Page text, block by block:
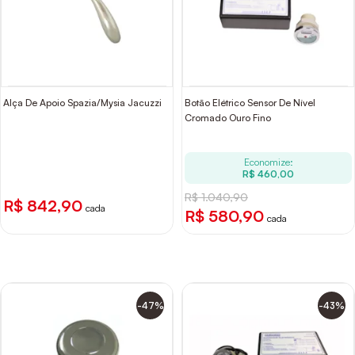
Alça De Apoio Spazia/Mysia Jacuzzi
R$ 842,90 cada
Botão Elétrico Sensor De Nível
Cromado Ouro Fino
Economize:
R$ 460,00
R$ 1.040,90
R$ 580,90 cada
-47% -43%